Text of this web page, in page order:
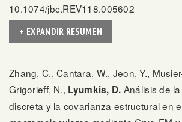
10.1074/jbc.REV118.005602
+ EXPANDIR RESUMEN
Zhang, C., Cantara, W., Jeon, Y.,
Grigorieff, N., Lyumkis, D. Análisis de
discreta y la covarianza estructural en